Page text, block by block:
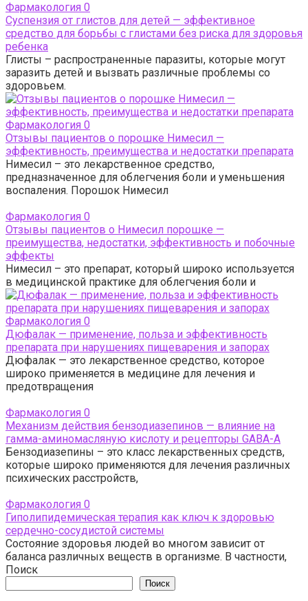
Фармакология 0
Суспензия от глистов для детей — эффективное
средство для борьбы с глистами без риска для здоровья
ребенка
Глисты – распространенные паразиты, которые могут
заразить детей и вызвать различные проблемы со
здоровьем.
Фармакология 0
Отзывы пациентов о порошке Нимесил —
эффективность, преимущества и недостатки препарата
Нимесил – это лекарственное средство,
предназначенное для облегчения боли и уменьшения
воспаления. Порошок Нимесил
Фармакология 0
Отзывы пациентов о Нимесил порошке —
преимущества, недостатки, эффективность и побочные
эффекты
Нимесил – это препарат, который широко используется
в медицинской практике для облегчения боли и
Фармакология 0
Дюфалак — применение, польза и эффективность
препарата при нарушениях пищеварения и запорах
Дюфалак — это лекарственное средство, которое
широко применяется в медицине для лечения и
предотвращения
Фармакология 0
Механизм действия бензодиазепинов — влияние на
гамма-аминомасляную кислоту и рецепторы GABA-А
Бензодиазепины – это класс лекарственных средств,
которые широко применяются для лечения различных
психических расстройств,
Фармакология 0
Гиполипидемическая терапия как ключ к здоровью
сердечно-сосудистой системы
Состояние здоровья людей во многом зависит от
баланса различных веществ в организме. В частности,
Поиск
Поиск